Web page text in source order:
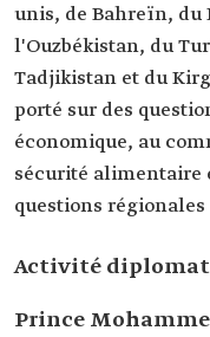
unis, de Bahreïn, du
l'Ouzbékistan, du
Tadjikistan et du
porté sur des
économique, au
sécurité alimentaire
questions
Activité
Prince